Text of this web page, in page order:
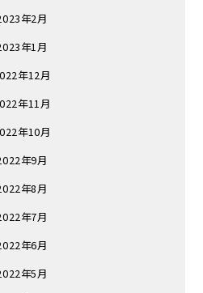
年2月
年1月
年12月
年11月
年10月
年9月
年8月
年7月
年6月
年5月